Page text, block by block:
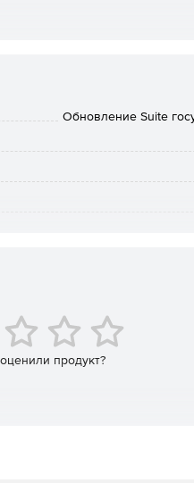
и других сложных проектов.
обработку и оформление
до финального микса
создавать технически
DSP. Также можно
Обновление Suite
продукт?